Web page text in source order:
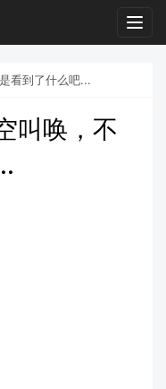
看到了什么吧...
叫唤，不